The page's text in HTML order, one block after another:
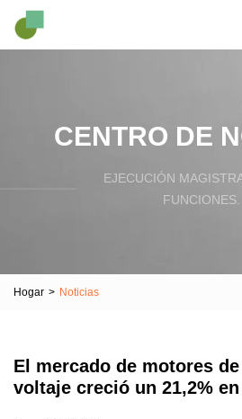
CENTRO DE
EJECUCIÓN
FUNCIONES.
Hogar > Noticias
El mercado de motores
voltaje creció un 21,2% en